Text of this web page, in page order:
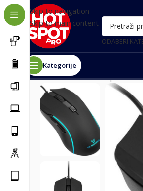
Skip to navigation
Skip to main content
ODABERI
Kategorije
Почетна/Računari i oprema/